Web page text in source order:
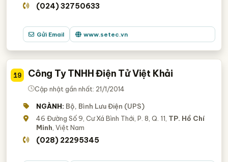
(024) 32750633
Gửi Email www.setec.vn
19 Công Ty TNHH Điện Tử Việt Khải
Cập nhật gần nhất: 21/1/2014
NGÀNH: Bộ, Bình Lưu Điện (UPS)
46 Đường Số 9, Cư Xá Bình Thới, P. 8, Q. 11, TP. Hồ Chí
Minh, Việt Nam
(028) 22295345